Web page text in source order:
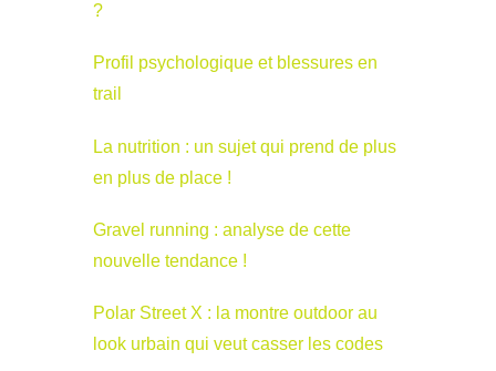
?
Profil psychologique et blessures en
trail
La nutrition : un sujet qui prend de plus
en plus de place !
Gravel running : analyse de cette
nouvelle tendance !
Polar Street X : la montre outdoor au
look urbain qui veut casser les codes